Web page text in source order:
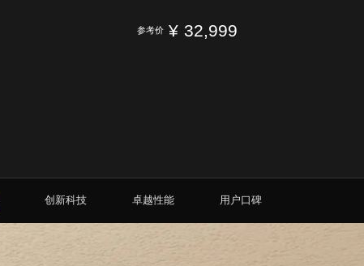
参考价 ¥ 32,999
创新科技 卓越性能 用户口碑